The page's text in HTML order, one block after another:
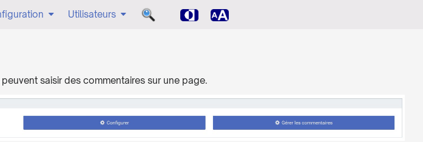
Utilisateurs
saisir des commentaires sur une page.